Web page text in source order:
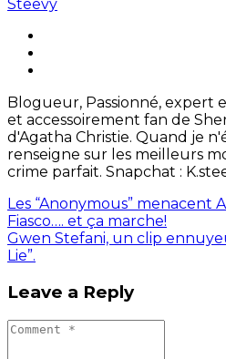
Steevy
Blogueur, Passionné, expert
et accessoirement fan de
d'Agatha Christie. Quand je
renseigne sur les meilleurs
crime parfait. Snapchat :
Les “Anonymous” menacent
Fiasco…. et ça marche!
Gwen Stefani, un clip
Lie”.
Leave a Reply